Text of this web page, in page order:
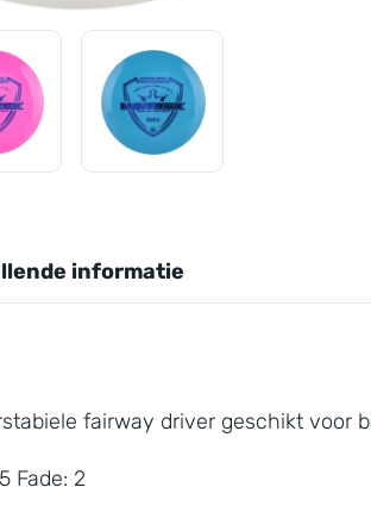
informatie
fairway driver geschikt voor
Fade: 2